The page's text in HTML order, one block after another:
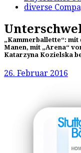
diverse
„Kammerballette“: mit
Manen, mit „Arena“
Katarzyna Kozielska
26. Februar 2016